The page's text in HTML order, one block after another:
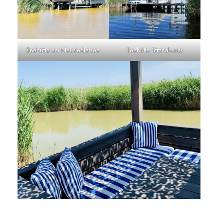
Seehütte am Neusiedlersee Seehütte Strandhsuas